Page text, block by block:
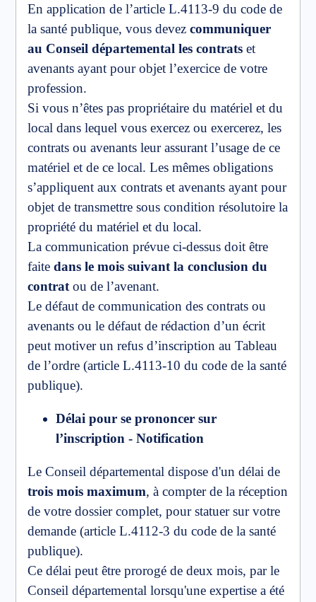
En application de l’article L.4113-9 du code de
la santé publique, vous devez communiquer
au Conseil départemental les contrats et
avenants ayant pour objet l’exercice de votre
profession.
Si vous n’êtes pas propriétaire du matériel et du
local dans lequel vous exercez ou exercerez, les
contrats ou avenants leur assurant l’usage de ce
matériel et de ce local. Les mêmes obligations
s’appliquent aux contrats et avenants ayant pour
objet de transmettre sous condition résolutoire la
propriété du matériel et du local.
La communication prévue ci-dessus doit être
faite dans le mois suivant la conclusion du
contrat ou de l’avenant.
Le défaut de communication des contrats ou
avenants ou le défaut de rédaction d’un écrit
peut motiver un refus d’inscription au Tableau
de l’ordre (article L.4113-10 du code de la santé
publique).
Délai pour se prononcer sur
l’inscription - Notification
Le Conseil départemental dispose d'un délai de
trois mois maximum, à compter de la réception
de votre dossier complet, pour statuer sur votre
demande (article L.4112-3 du code de la santé
publique).
Ce délai peut être prorogé de deux mois, par le
Conseil départemental lorsqu'une expertise a été